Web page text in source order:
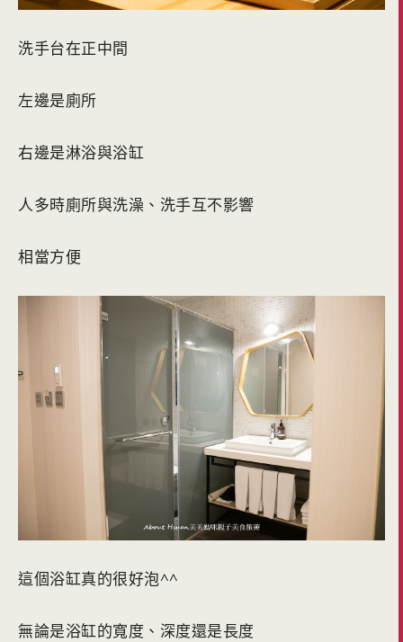
洗手台在正中間
左邊是廁所
右邊是淋浴與浴缸
人多時廁所與洗澡、洗手互不影響
相當方便
這個浴缸真的很好泡^^
無論是浴缸的寬度、深度還是長度